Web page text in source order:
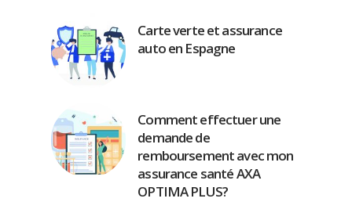
Carte verte et assurance
auto en Espagne
Comment effectuer une
demande de
remboursement avec mon
assurance santé AXA
OPTIMA PLUS?